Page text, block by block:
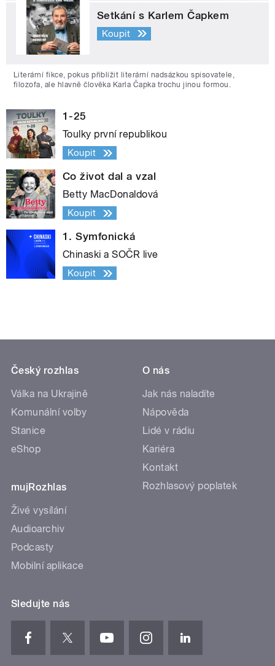
Setkání s Karlem Čapkem
Koupit
Literární fikce, pokus přiblížit literární nadsázkou spisovatele,
filozofa, ale hlavně člověka Karla Čapka trochu jinou formou.
1-25
Toulky první republikou
Koupit
Co život dal a vzal
Betty MacDonaldová
Koupit
1. Symfonická
Chinaski a SOČR live
Koupit
Český rozhlas
Válka na Ukrajině
Komunální volby
Stanice
eShop
mujRozhlas
Živé vysílání
Audioarchiv
Podcasty
Mobilní aplikace
O nás
Jak nás naladíte
Nápověda
Lidé v rádiu
Kariéra
Kontakt
Rozhlasový poplatek
Sledujte nás